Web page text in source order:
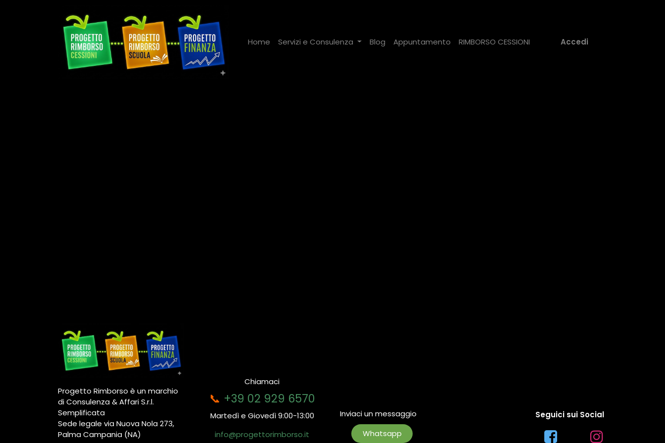
Home Servizi e Consulenza Blog Appuntamento RIMBORSO CESSIONI Accedi
Progetto Rimborso è un marchio
di Consulenza & Affari S.r.l.
Semplificata
Sede legale via Nuova Nola 273,
Palma Campania (NA)
Chiamaci
📞 +39 02 929 6570
Martedì e Giovedì 9:00-13:00
info@progettorimborso.it
Inviaci un messaggio
Whatsapp
Seguici sui Social​